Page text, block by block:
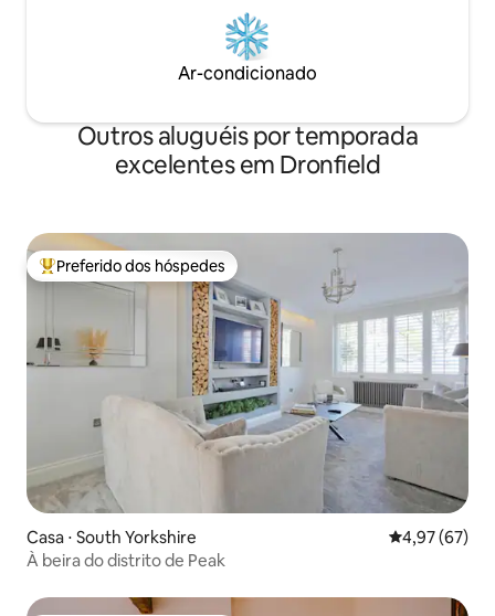
Ar-condicionado
Outros aluguéis por temporada
excelentes em Dronfield
Entre os melhores preferidos dos hóspedes
Preferido dos hóspedes
Casa ⋅ South Yorkshire 4,97 de uma
4,97 (67)
À beira do distrito de Peak